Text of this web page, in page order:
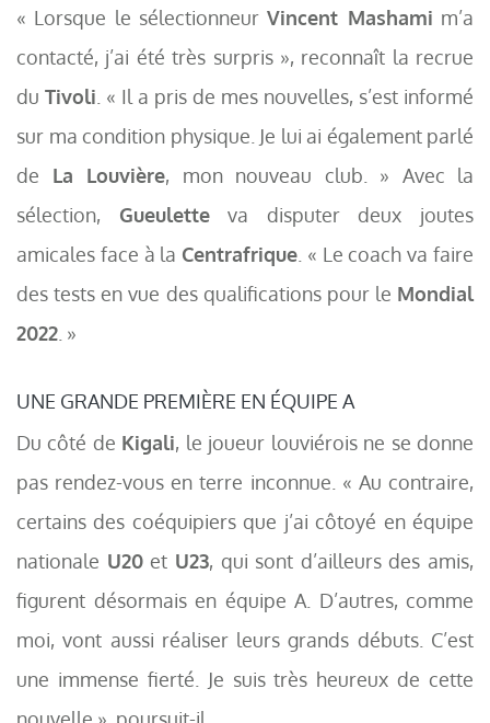
« Lorsque le sélectionneurVincent Mashami m’a
contacté, j’ai été très surpris », reconnaît la recrue
du Tivoli . « Il a pris de mes nouvelles, s’est informé
sur ma condition physique. Je lui ai également parlé
de La Louvière, mon nouveau club. » Avec la
sélection, Gueuletteva disputer deux joutes
amicales face à la Centrafrique . « Le coach va faire
des tests en vue des qualifications pour le Mondial
2022 . »
UNE GRANDE PREMIÈRE EN ÉQUIPE A
Du côté de Kigali, le joueur louviérois ne se donne
pas rendez-vous en terre inconnue. « Au contraire,
certains des coéquipiers que j’ai côtoyé en équipe
nationale U20et U23, qui sont d’ailleurs des amis,
figurent désormais en équipe A. D’autres, comme
moi, vont aussi réaliser leurs grands débuts. C’est
une immense fierté. Je suis très heureux de cette